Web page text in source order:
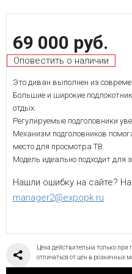
69 000 руб.
Оповестить о наличии
Это диван выполнен из
Большие и широкие
отдых.
Регулируемые подголовники
Механизм подголовников
место для просмотра ТВ.
Модель идеально подходит для
Нашли ошибку на сайте?
manager2@expopk.ru
Цена действительна только
отличаться от цен в розничных